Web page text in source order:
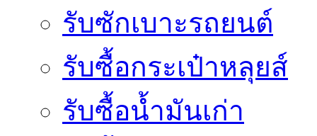
รับซักเบาะรถยนต์
รับซื้อกระเป๋าหลุยส์
รับซื้อน้ำมันเก่า